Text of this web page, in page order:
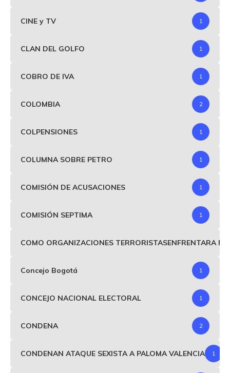
CINE y TV 1
CLAN DEL GOLFO 1
COBRO DE IVA 1
COLOMBIA 2
COLPENSIONES 1
COLUMNA SOBRE PETRO 1
COMISIÓN DE ACUSACIONES 1
COMISIÓN SEPTIMA 1
COMO ORGANIZACIONES TERRORISTASENFRENTARA
Concejo Bogotá 1
CONCEJO NACIONAL ELECTORAL 1
CONDENA 2
CONDENAN ATAQUE SEXISTA A PALOMA VALENCIA 1